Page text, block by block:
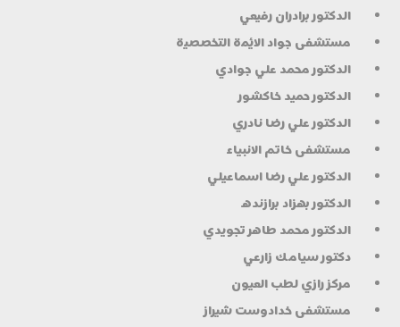
الدكتور برادران رفيعي
مستشفى جواد الائمة التخصصية
الدكتور محمد علي جوادي
الدكتور حميد خاكشور
الدكتور علي رضا نادري
مستشفى خاتم الانبياء
الدكتور علي رضا اسماعيلي
الدكتور بهزاد برازنده
الدكتور محمد طاهر تجويدي
دكتور سيامك زارعي
مركز رازي لطب العيون
مستشفى خدادوست شيراز